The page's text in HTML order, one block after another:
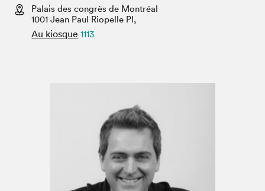
Espace médias
Palais des congrès de Montréal
1001 Jean Paul Riopelle Pl,
Au kiosque 1113